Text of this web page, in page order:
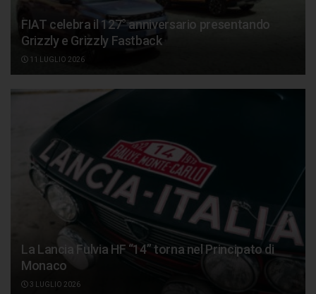
FIAT celebra il 127° anniversario presentando
Grizzly e Grizzly Fastback
11 LUGLIO 2026
La Lancia Fulvia HF “14” torna nel Principato di
Monaco
3 LUGLIO 2026